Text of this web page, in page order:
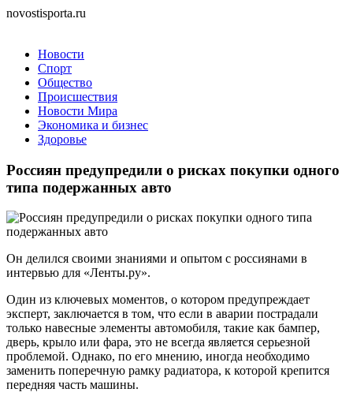
novostisporta.ru
Новости
Спорт
Общество
Происшествия
Новости Мира
Экономика и бизнес
Здоровье
Россиян предупредили о рисках покупки одного
типа подержанных авто
Он делился своими знаниями и опытом с россиянами в
интервью для «Ленты.ру».
Один из ключевых моментов, о котором предупреждает
эксперт, заключается в том, что если в аварии пострадали
только навесные элементы автомобиля, такие как бампер,
дверь, крыло или фара, это не всегда является серьезной
проблемой. Однако, по его мнению, иногда необходимо
заменить поперечную рамку радиатора, к которой крепится
передняя часть машины.